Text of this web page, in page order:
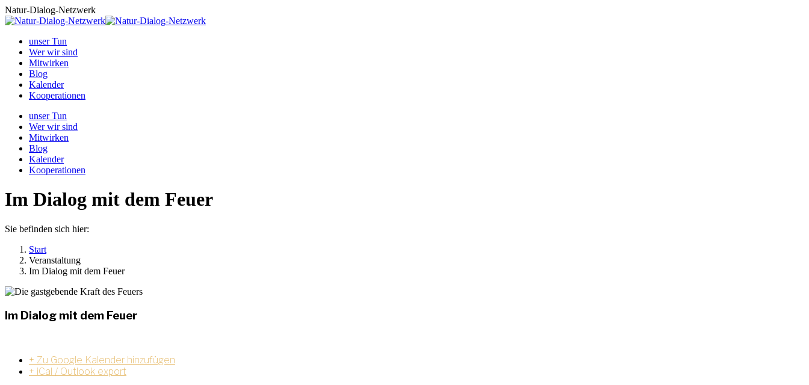
Zum
Inhalt
Natur-Dialog-Netzwerk
unser Tun
Wer wir sind
Mitwirken
Blog
Kalender
Kooperationen
unser Tun
Wer wir sind
Mitwirken
Blog
Kalender
Kooperationen
Im Dialog mit dem Feuer
Sie befinden sich hier:
Start
Veranstaltung
Im Dialog mit dem Feuer
Im Dialog mit dem Feuer
+ Zu Google Kalender hinzufügen
+ iCal / Outlook export